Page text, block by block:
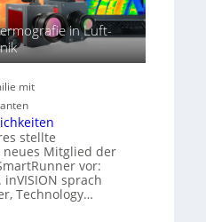
in Luft-
mit
stellte
neues Mitglied der
vor:
sprach
Technology…